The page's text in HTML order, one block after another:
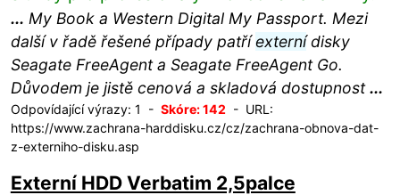
... My Book a Western Digital My Passport. Mezi
další v řadě řešené případy patříexternídisky
Seagate FreeAgent a Seagate FreeAgent Go.
Důvodem je jistě cenová a skladová dostupnost...
Odpovídající výrazy: 1 - Skóre: 142- URL:
https://www.zachrana-harddisku.cz/cz/zachrana-obnova-dat-
z-externiho-disku.asp
Externí HDD Verbatim 2,5palce